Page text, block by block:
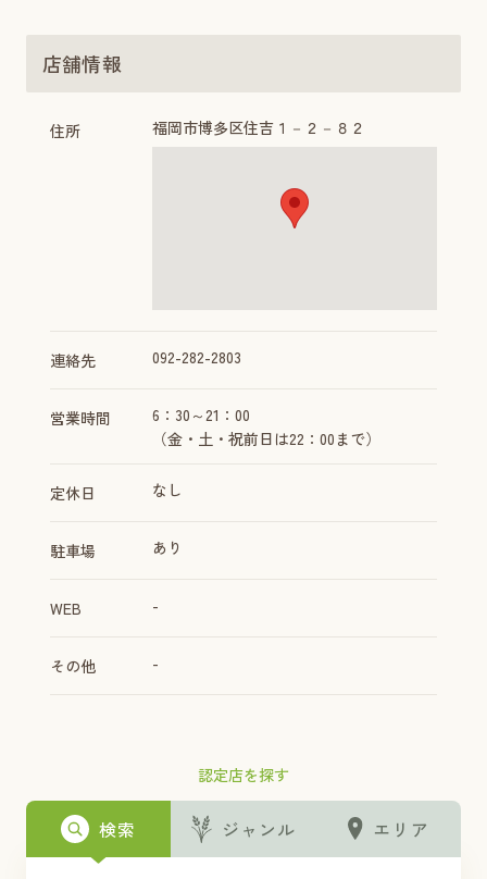
認定店を探す
検索 ジャンル エリア
店舗情報
住所 福岡市博多区住吉１－２－８２
連絡先 092-282-2803
営業時間
6：30～21：00
（金・土・祝前日は22：00まで）
定休日 なし
駐車場 あり
WEB -
その他 -